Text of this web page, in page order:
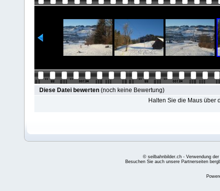
Diese Datei bewerten (noch keine Bewertung)
Halten Sie die Maus über
© seilbahnbilder.ch - Verwendung
Besuchen Sie auch unsere Partnerseiten